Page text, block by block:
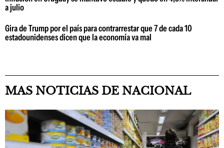
a julio
Gira de Trump por el país para contrarrestar que 7 de cada 10
estadounidenses dicen que la economía va mal
MAS NOTICIAS DE NACIONAL